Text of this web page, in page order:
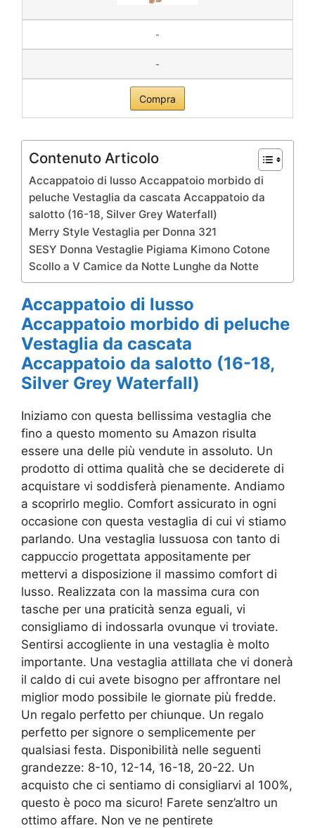
-
-
Compra
Contenuto Articolo
Accappatoio di lusso Accappatoio morbido di
peluche Vestaglia da cascata Accappatoio da
salotto (16-18, Silver Grey Waterfall)
Merry Style Vestaglia per Donna 321
SESY Donna Vestaglie Pigiama Kimono Cotone
Scollo a V Camice da Notte Lunghe da Notte
Accappatoio di lusso
Accappatoio morbido di peluche
Vestaglia da cascata
Accappatoio da salotto (16-18,
Silver Grey Waterfall)
Iniziamo con questa bellissima vestaglia che
fino a questo momento su Amazon risulta
essere una delle più vendute in assoluto. Un
prodotto di ottima qualità che se deciderete di
acquistare vi soddisferà pienamente. Andiamo
a scoprirlo meglio. Comfort assicurato in ogni
occasione con questa vestaglia di cui vi stiamo
parlando. Una vestaglia lussuosa con tanto di
cappuccio progettata appositamente per
mettervi a disposizione il massimo comfort di
lusso. Realizzata con la massima cura con
tasche per una praticità senza eguali, vi
consigliamo di indossarla ovunque vi troviate.
Sentirsi accogliente in una vestaglia è molto
importante. Una vestaglia attillata che vi donerà
il caldo di cui avete bisogno per affrontare nel
miglior modo possibile le giornate più fredde.
Un regalo perfetto per chiunque. Un regalo
perfetto per signore o semplicemente per
qualsiasi festa. Disponibilità nelle seguenti
grandezze: 8-10, 12-14, 16-18, 20-22. Un
acquisto che ci sentiamo di consigliarvi al 100%,
questo è poco ma sicuro! Farete senz’altro un
ottimo affare. Non ve ne pentirete